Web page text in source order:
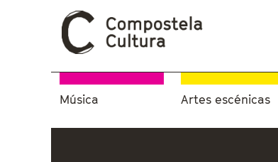
Música Artes escénicas